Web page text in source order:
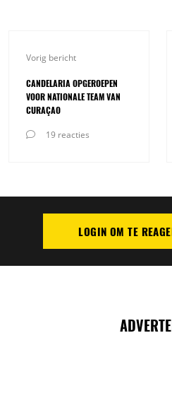
Vorig bericht
CANDELARIA OPGEROEPEN
VOOR NATIONALE TEAM VAN
CURAÇAO
19 reacties
PLAATS REACTIELOGIN OM TE